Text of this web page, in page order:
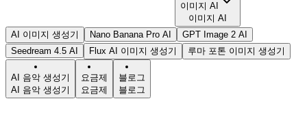
이미지 AI
이미지 AI
AI 이미지 생성기
Nano Banana Pro AI
GPT Image 2 AI
Seedream 4.5 AI
Flux AI 이미지 생성기 루마 포톤 이미지 생성기
AI 음악 생성기
AI 음악 생성기
요금제
요금제
블로그
블로그